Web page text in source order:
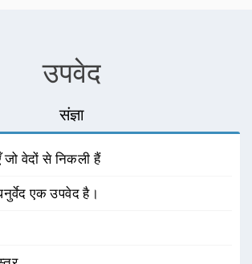
उपवेद
संज्ञा
जो वेदों से निकली हैं
एक उपवेद है।